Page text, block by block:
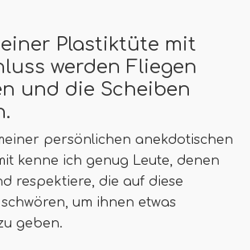
Plastiktüte mit
werden Fliegen
und die Scheiben
persönlichen anekdotischen
kenne ich genug Leute, denen
respektiere, die auf diese
um ihnen etwas
geben.